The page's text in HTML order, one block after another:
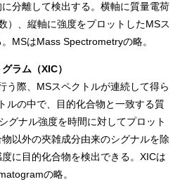
分離して検出する。横軸に質量電荷
）、縦軸に強度をプロットしたMSス
MSはMass Spectrometryの略。
ラム（XIC）
う際、MSスペクトルが連続して得ら
ルの中で、目的化合物と一致する質
グナル強度を時間に対してプロット
以外の夾雑成分由来のシグナルを除
に目的化合物を検出できる。XICは
の略。